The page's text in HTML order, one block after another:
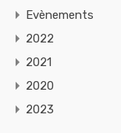
Evènements
2022
2021
2020
2023